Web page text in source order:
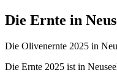
Die Ernte in
Die Olivenernte 2025 in
Die Ernte 2025 ist in